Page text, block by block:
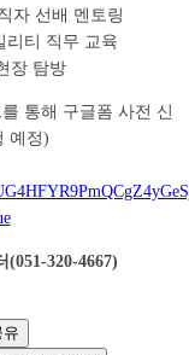
자 선배 멘토링
리티 직무 교육
장 탐방
통해 구글폼 사전 신
예정)
320-4667)